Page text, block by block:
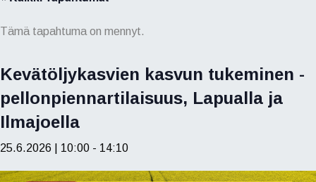
Tämä tapahtuma on mennyt.
Kevätöljykasvien kasvun tukeminen -
pellonpiennartilaisuus, Lapualla ja
Ilmajoella
25.6.2026 | 10:00 - 14:10